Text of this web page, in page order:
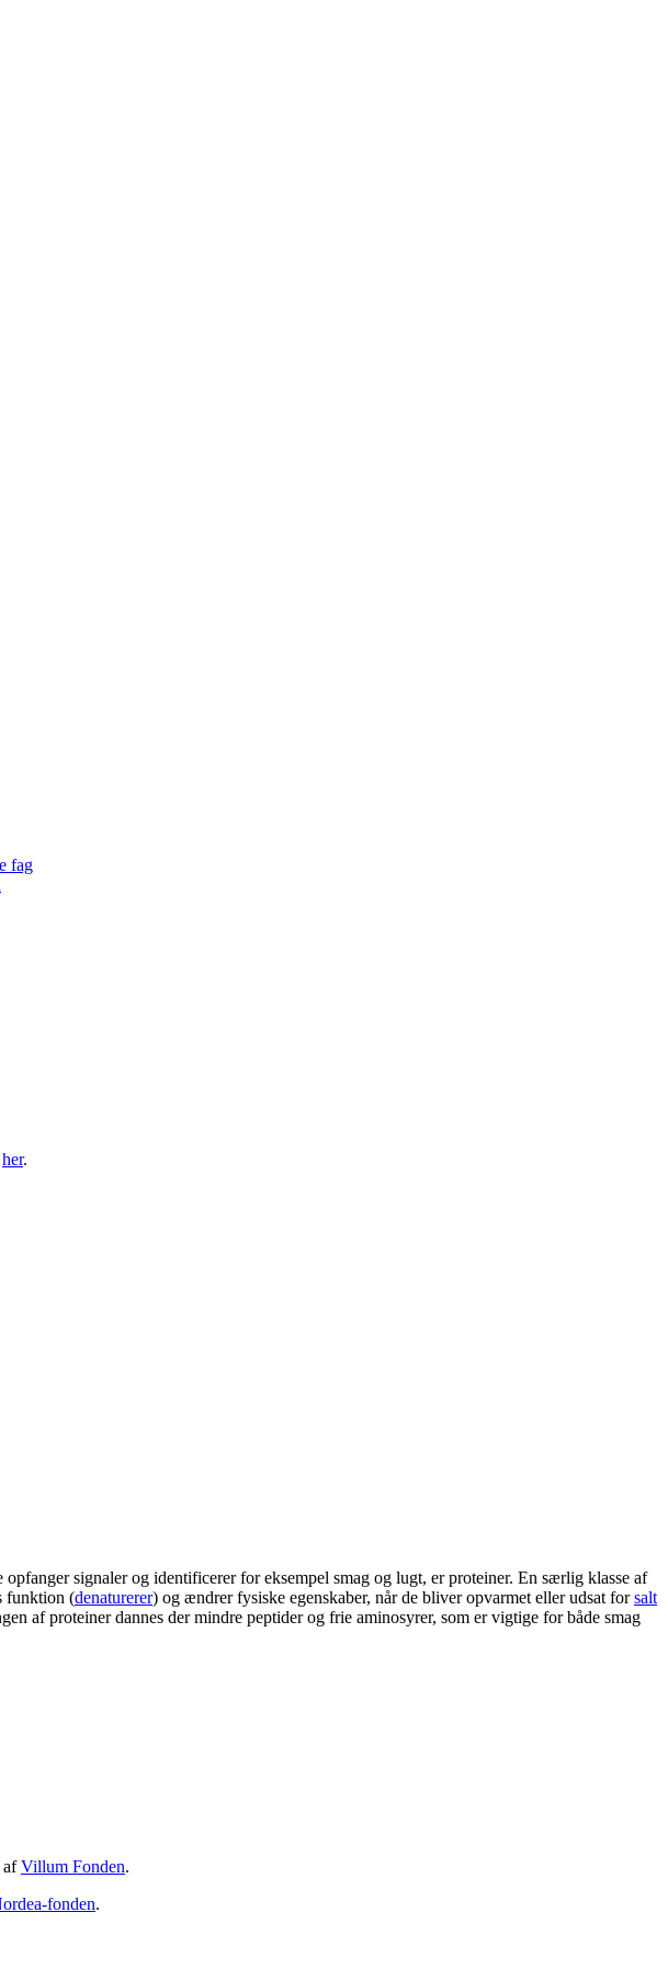
fag
her.
signaler og identificerer for eksempel smag og lugt, er proteiner. En særlig klasse af
funktion (denaturerer) og ændrer fysiske egenskaber, når de bliver opvarmet eller udsat forsalt
af proteiner dannes der mindre peptider og frie aminosyrer, som er vigtige for både smag
afVillum Fonden.
fonden.